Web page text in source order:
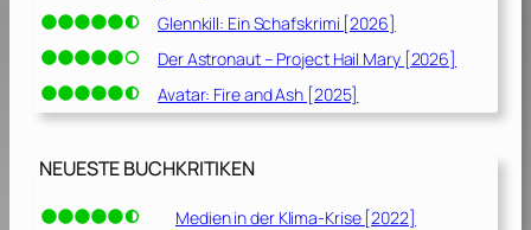
Glennkill: Ein Schafskrimi [2026]
Der Astronaut – Project Hail Mary [2026]
Avatar: Fire and Ash [2025]
NEUESTE BUCHKRITIKEN
Medien in der Klima-Krise [2022]